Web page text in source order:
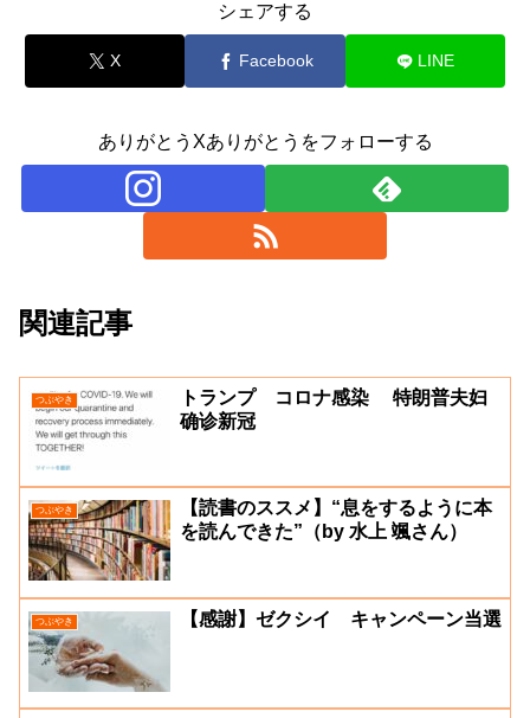
シェアする
X Facebook LINE
ありがとうXありがとうをフォローする
関連記事
つぶやき
トランプ コロナ感染 特朗普夫妇
确诊新冠
つぶやき
【読書のススメ】“息をするように本
を読んできた”（by 水上 颯さん）
つぶやき 【感謝】ゼクシイ キャンペーン当選